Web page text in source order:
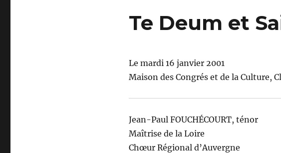
Te Deum et
Le mardi 16 janvier 2001
Maison des Congrés et de la Culture,
Jean-Paul FOUCHÉCOURT, ténor
Maîtrise de la Loire
Chœur Régional d’Auvergne